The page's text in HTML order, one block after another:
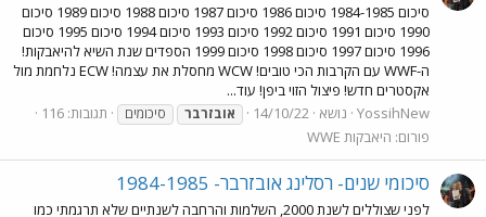
סיכום 1984-1985 סיכום 1986 סיכום 1987 סיכום 1988 סיכום 1989 סיכום
1990 סיכום 1991 סיכום 1992 סיכום 1993 סיכום 1994 סיכום 1995 סיכום
1996 סיכום 1997 סיכום 1998 סיכום 1999 הספדים שנת השיא להיאבקות!
ה-WWF עם הקרבות הכי טובים! WCW מחסלת את עצמה! ECW נלחמת מול
אקסטרים חדש! פיצול הזוי ביפן! עוד...
YossihNew נושא 14/10/22 אובזרבר סיכומים
תגובות: 116
פורום: היאבקות WWE
סיכומי שנים- רסלינג אובזרבר- 1984-1985
לפני שצוללים לשנת 2000, השלמות והרחבה לשנתיים שלא תרגמתי כמו